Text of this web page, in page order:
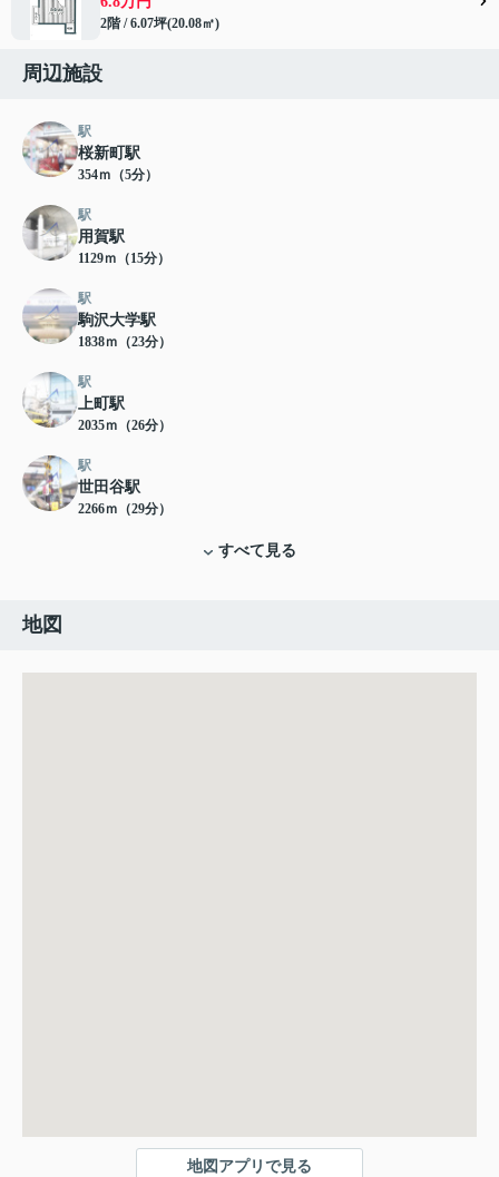
2階 / 6.07坪(20.08㎡)
周辺施設
駅
桜新町駅
354ｍ（5分）
駅
用賀駅
1129ｍ（15分）
駅
駒沢大学駅
1838ｍ（23分）
駅
上町駅
2035ｍ（26分）
駅
世田谷駅
2266ｍ（29分）
すべて見る
地図
地図アプリで見る